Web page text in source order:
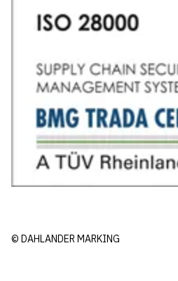
© DAHLANDER MARKING